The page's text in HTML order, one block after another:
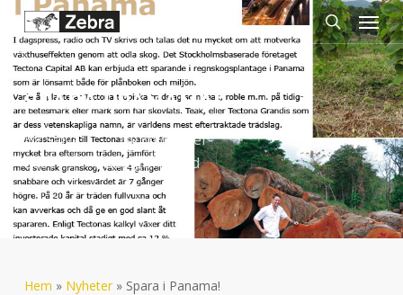
Skip
main
content
search
Menu
SPARA I PANAMA!
BySalva
14-november-
2007
Okategoriserad
Hem » Nyheter» Spara i Panama!